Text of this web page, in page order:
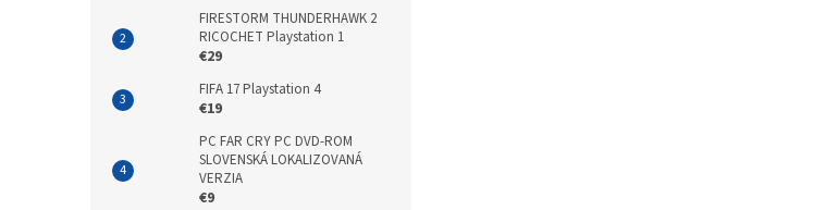
FIRESTORM THUNDERHAWK 2
RICOCHET Playstation 1
€29
FIFA 17 Playstation 4
€19
PC FAR CRY PC DVD-ROM
SLOVENSKÁ LOKALIZOVANÁ
VERZIA
€9